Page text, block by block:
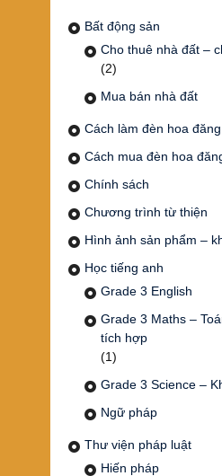
Bất động sản
Cho thuê nhà đất –
(2)
Mua bán nhà đất
Cách làm đèn hoa đăng
Cách mua đèn hoa
Chính sách
Chương trình từ thiện
Hình ảnh sản phẩm –
Học tiếng anh
Grade 3 English
Grade 3 Maths –
tích hợp
(1)
Grade 3 Science –
Ngữ pháp
Thư viện pháp luật
Hiến pháp